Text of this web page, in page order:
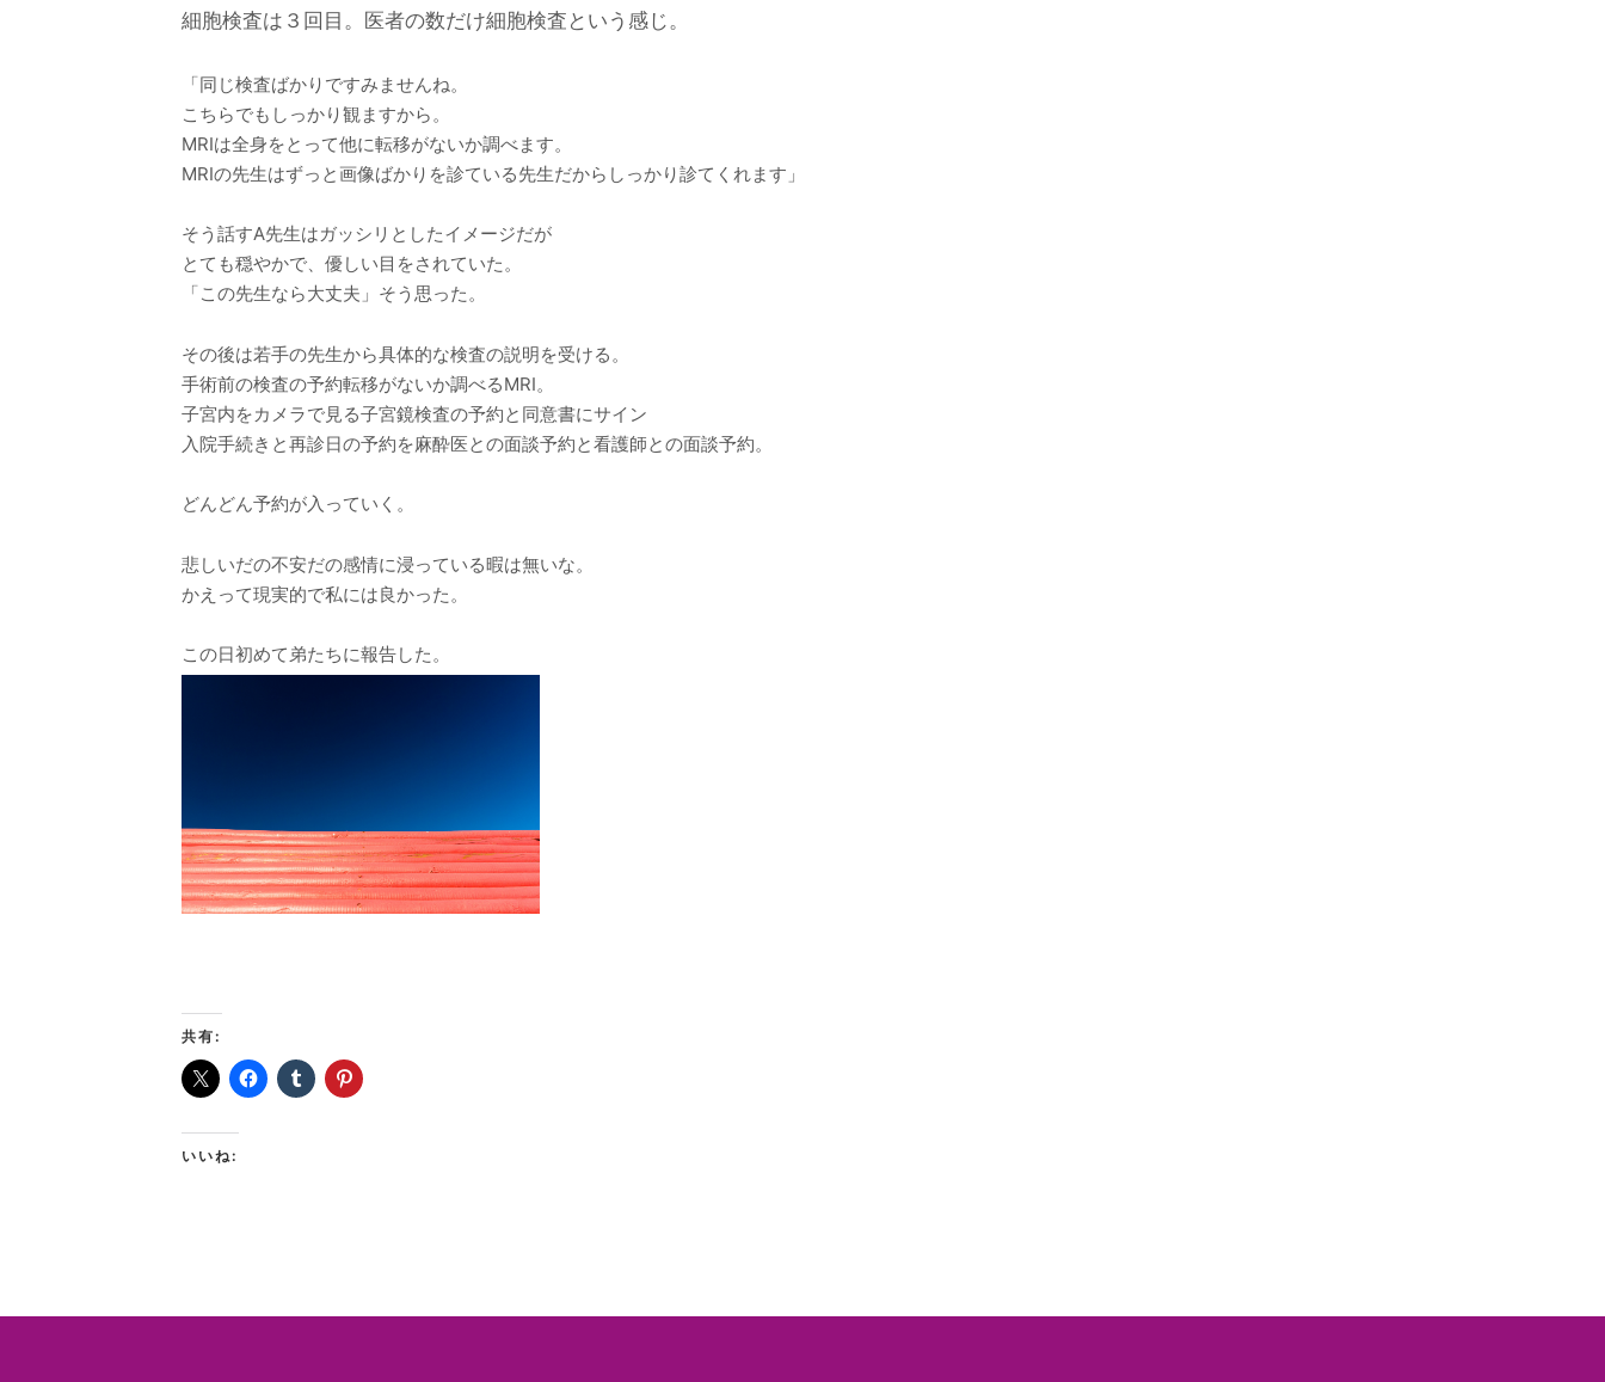
細胞検査は３回目。医者の数だけ細胞検査という感じ。
「同じ検査ばかりですみませんね。
こちらでもしっかり観ますから。
MRIは全身をとって他に転移がないか調べます。
MRIの先生はずっと画像ばかりを診ている先生だからしっかり診てくれます」
そう話すA先生はガッシリとしたイメージだが
とても穏やかで、優しい目をされていた。
「この先生なら大丈夫」そう思った。
その後は若手の先生から具体的な検査の説明を受ける。
手術前の検査の予約転移がないか調べるMRI。
子宮内をカメラで見る子宮鏡検査の予約と同意書にサイン
入院手続きと再診日の予約を麻酔医との面談予約と看護師との面談予約。
どんどん予約が入っていく。
悲しいだの不安だの感情に浸っている暇は無いな。
かえって現実的で私には良かった。
この日初めて弟たちに報告した。
共有:
いいね: